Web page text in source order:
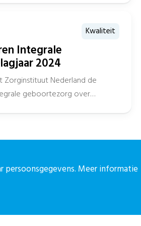
Kwaliteit
Integrale
2024
Zorginstituut Nederland de
geboortezorg over
Meer informatie